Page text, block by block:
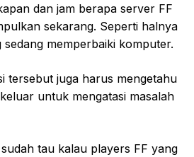
dan jam berapa server FF
sekarang. Seperti halnya
memperbaiki komputer.
tersebut juga harus mengetahu
untuk mengatasi masalah
tau kalau players FF yang